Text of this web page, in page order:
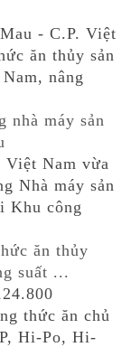
- C.P. Việt
ăn thủy sản
nâng
nhà máy sản
Việt Nam vừa
Nhà máy sản
Khu công
ăn thủy
suất ...
thức ăn chủ
Hi-Po, Hi-